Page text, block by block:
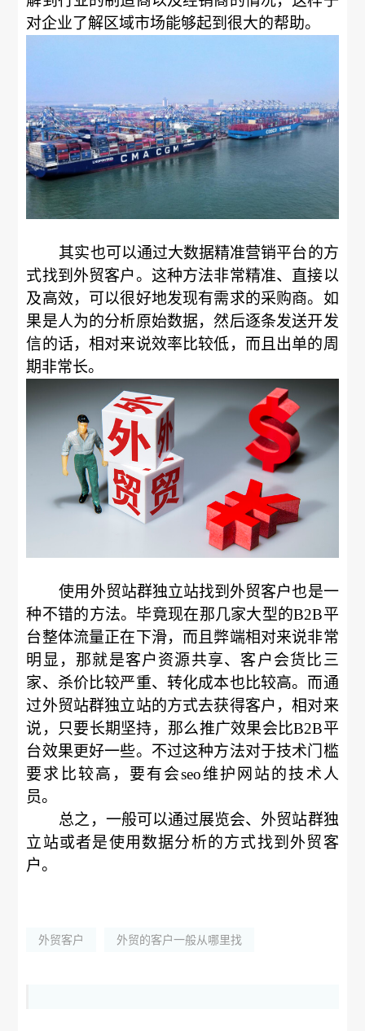
对企业了解区域市场能够起到很大的帮助。
其实也可以通过大数据精准营销平台的方
式找到外贸客户。这种方法非常精准、直接以
及高效，可以很好地发现有需求的采购商。如
果是人为的分析原始数据，然后逐条发送开发
信的话，相对来说效率比较低，而且出单的周
期非常长。
使用外贸站群独立站找到外贸客户也是一
种不错的方法。毕竟现在那几家大型的B2B平
台整体流量正在下滑，而且弊端相对来说非常
明显，那就是客户资源共享、客户会货比三
家、杀价比较严重、转化成本也比较高。而通
过外贸站群独立站的方式去获得客户，相对来
说，只要长期坚持，那么推广效果会比B2B平
台效果更好一些。不过这种方法对于技术门槛
要求比较高，要有会seo维护网站的技术人
员。
总之，一般可以通过展览会、外贸站群独
立站或者是使用数据分析的方式找到外贸客
户。
外贸客户 外贸的客户一般从哪里找